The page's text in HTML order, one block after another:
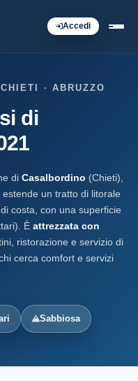
Accedi
· ABRUZZO
di
di Casalbordino (Chieti),
estende un tratto di litorale
di costa, con una superficie
È attrezzata con
ristorazione e servizio di
cerca comfort e servizi
Sabbiosa